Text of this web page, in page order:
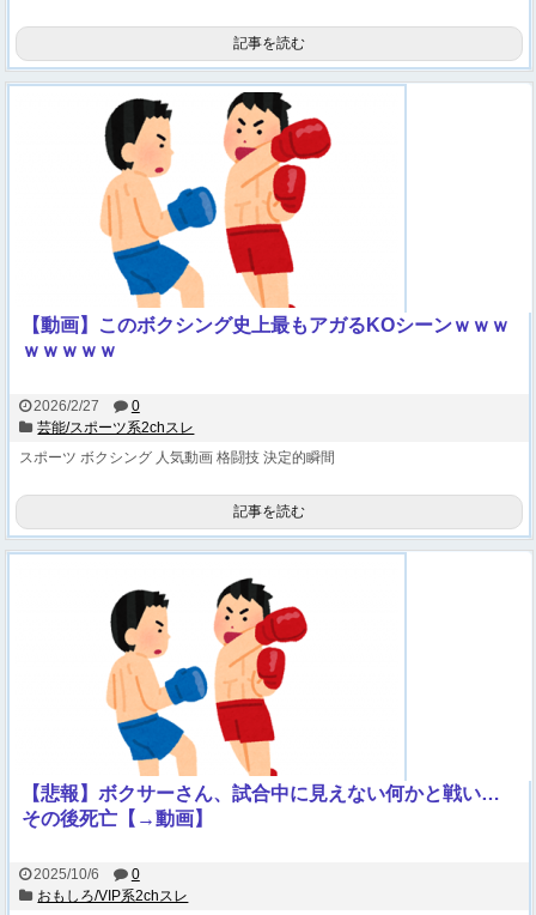
記事を読む
【動画】このボクシング史上最もアガるKOシーンｗｗｗ
ｗｗｗｗｗ
2026/2/27
0
芸能/スポーツ系2chスレ
スポーツ ボクシング 人気動画 格闘技 決定的瞬間
記事を読む
【悲報】ボクサーさん、試合中に見えない何かと戦い…
その後死亡【→動画】
2025/10/6
0
おもしろ/VIP系2chスレ